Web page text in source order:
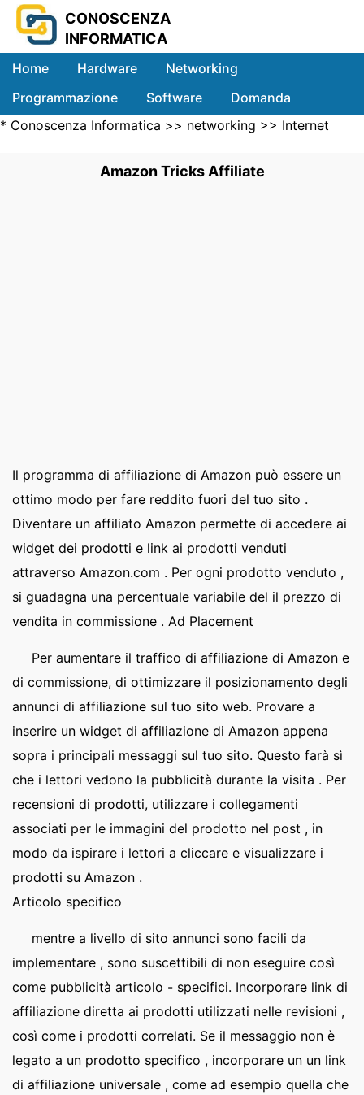
CONOSCENZA
INFORMATICA
Home Hardware
Networking
Programmazione
Software
Domanda
Sistemi
* Conoscenza Informatica >> networking >> Internet
Amazon Tricks Affiliate
Il programma di affiliazione di Amazon può essere un
ottimo modo per fare reddito fuori del tuo sito .
Diventare un affiliato Amazon permette di accedere ai
widget dei prodotti e link ai prodotti venduti
attraverso Amazon.com . Per ogni prodotto venduto ,
si guadagna una percentuale variabile del il prezzo di
vendita in commissione . Ad Placement
Per aumentare il traffico di affiliazione di Amazon e
di commissione, di ottimizzare il posizionamento degli
annunci di affiliazione sul tuo sito web. Provare a
inserire un widget di affiliazione di Amazon appena
sopra i principali messaggi sul tuo sito. Questo farà sì
che i lettori vedono la pubblicità durante la visita . Per
recensioni di prodotti, utilizzare i collegamenti
associati per le immagini del prodotto nel post , in
modo da ispirare i lettori a cliccare e visualizzare i
prodotti su Amazon .
Articolo specifico
mentre a livello di sito annunci sono facili da
implementare , sono suscettibili di non eseguire così
come pubblicità articolo - specifici. Incorporare link di
affiliazione diretta ai prodotti utilizzati nelle revisioni ,
così come i prodotti correlati. Se il messaggio non è
legato a un prodotto specifico , incorporare un un link
di affiliazione universale , come ad esempio quella che